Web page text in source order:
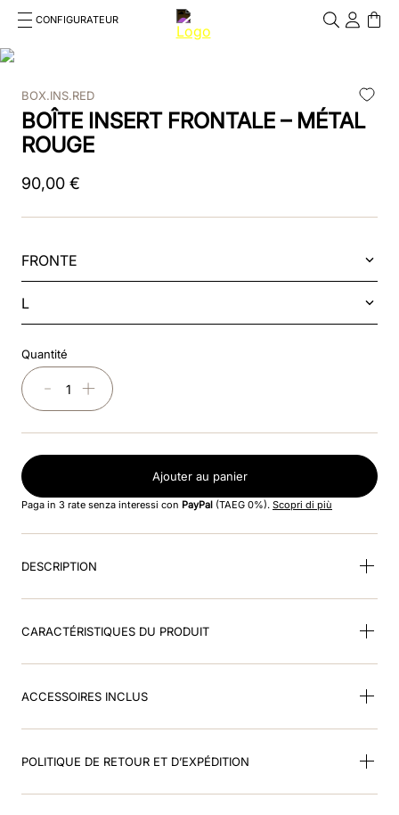
CONFIGURATEUR
Cosa stai cercando?
RECHERCHES FRÉQUENTES
1.bombe
2 casque
3.casque visiere polo
4.chromo
7.insert
8.smart nova riding helmet
BOX.INS.RED
BOÎTE INSERT FRONTALE – MÉTAL
ROUGE
90,00 €
FRONTE
L
Quantité
＋
－
Ajouter au panier
Paga in 3 rate senza interessi con PayPal (TAEG 0%). Scopri di più
DESCRIPTION
CARACTÉRISTIQUES DU PRODUIT
ACCESSOIRES INCLUS
POLITIQUE DE RETOUR ET D’EXPÉDITION